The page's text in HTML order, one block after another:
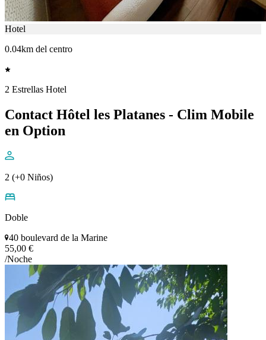
Hotel
0.04km del centro
2 Estrellas Hotel
Contact Hôtel les Platanes - Clim Mobile
en Option
2 (+0 Niños)
Doble
40 boulevard de la Marine
55,00 €
/Noche